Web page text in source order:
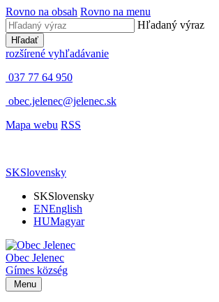
Rovno na obsah Rovno na menu
Hľadaný výraz
Hľadať
rozšírené vyhľadávanie
037 77 64 950
obec.jelenec@jelenec.sk
Mapa webu RSS
SKSlovensky
SKSlovensky
ENEnglish
HUMagyar
Obec Jelenec
Gímes község
Menu